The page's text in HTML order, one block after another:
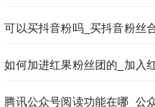
可以买抖音粉吗_买抖音粉丝
如何加进红果粉丝团的_加入
腾讯公众号阅读功能在哪_公